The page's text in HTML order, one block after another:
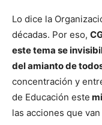
Lo dice la
décadas. Por eso,
este tema se
del amianto de
concentración y
de Educación este
las acciones que